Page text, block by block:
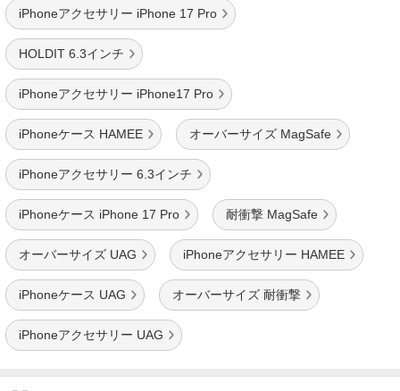
iPhoneアクセサリー iPhone 17 Pro
HOLDIT 6.3インチ
iPhoneアクセサリー iPhone17 Pro
iPhoneケース HAMEE オーバーサイズ MagSafe
iPhoneアクセサリー 6.3インチ
iPhoneケース iPhone 17 Pro 耐衝撃 MagSafe
オーバーサイズ UAG iPhoneアクセサリー HAMEE
iPhoneケース UAG オーバーサイズ 耐衝撃
iPhoneアクセサリー UAG